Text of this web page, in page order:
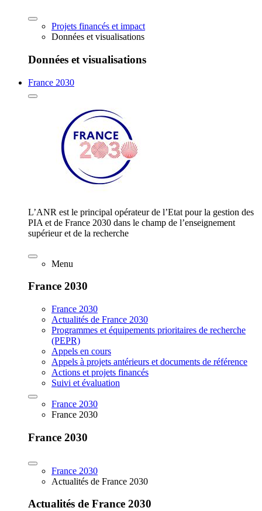
Projets financés et impact
Données et visualisations
Données et visualisations
France 2030
L’ANR est le principal opérateur de l’Etat pour la gestion des
PIA et de France 2030 dans le champ de l’enseignement
supérieur et de la recherche
Menu
France 2030
France 2030
Actualités de France 2030
Programmes et équipements prioritaires de recherche
(PEPR)
Appels en cours
Appels à projets antérieurs et documents de référence
Actions et projets financés
Suivi et évaluation
France 2030
France 2030
France 2030
France 2030
Actualités de France 2030
Actualités de France 2030